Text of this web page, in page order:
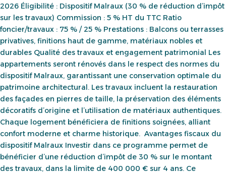
2026 Éligibilité : Dispositif Malraux (30 % de réduction d’impôt
sur les travaux) Commission : 5 % HT du TTC Ratio
foncier/travaux : 75 % / 25 % Prestations : Balcons ou terrasses
privatives, finitions haut de gamme, matériaux nobles et
durables Qualité des travaux et engagement patrimonial Les
appartements seront rénovés dans le respect des normes du
dispositif Malraux, garantissant une conservation optimale du
patrimoine architectural. Les travaux incluent la restauration
des façades en pierres de taille, la préservation des éléments
décoratifs d’origine et l’utilisation de matériaux authentiques.
Chaque logement bénéficiera de finitions soignées, alliant
confort moderne et charme historique. Avantages fiscaux du
dispositif Malraux Investir dans ce programme permet de
bénéficier d’une réduction d’impôt de 30 % sur le montant
des travaux, dans la limite de 400 000 € sur 4 ans. Ce